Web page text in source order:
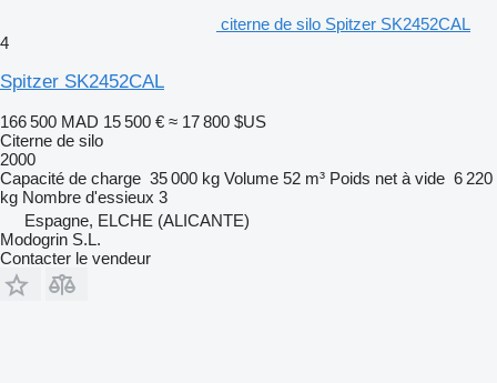
citerne de silo Spitzer SK2452CAL
4
Spitzer SK2452CAL
166 500 MAD 15 500 € ≈ 17 800 $US
Citerne de silo
2000
Capacité de charge 35 000 kg Volume 52 m³ Poids net à vide 6 220
kg Nombre d'essieux 3
Espagne, ELCHE (ALICANTE)
Modogrin S.L.
Contacter le vendeur